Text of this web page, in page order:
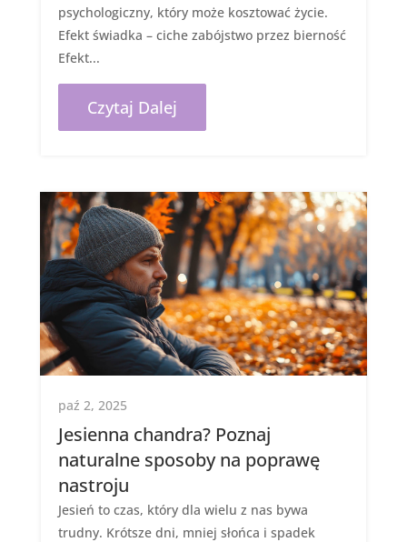
psychologiczny, który może kosztować życie.
Efekt świadka – ciche zabójstwo przez bierność
Efekt...
Czytaj Dalej
Jesienna chandra? Poznaj
naturalne sposoby na poprawę
nastroju
paź 2, 2025
Jesień to czas, który dla wielu z nas bywa
trudny. Krótsze dni, mniej słońca i spadek